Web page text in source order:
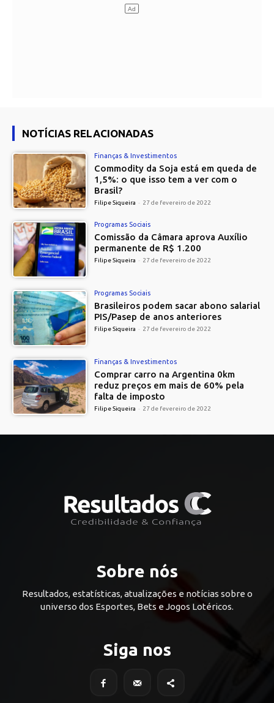
NOTÍCIAS RELACIONADAS
Finanças & Investimentos
Commodity da Soja está em queda de
1,5%: o que isso tem a ver com o
Brasil?
Filipe Siqueira - 27 de fevereiro de 2022
Programas Sociais
Comissão da Câmara aprova Auxílio
permanente de R$ 1.200
Filipe Siqueira - 27 de fevereiro de 2022
Programas Sociais
Brasileiros podem sacar abono salarial
PIS/Pasep de anos anteriores
Filipe Siqueira - 27 de fevereiro de 2022
Finanças & Investimentos
Comprar carro na Argentina 0km
reduz preços em mais de 60% pela
falta de imposto
Filipe Siqueira - 27 de fevereiro de 2022
Sobre nós
Resultados, estatísticas, atualizações e notícias sobre o
universo dos Esportes, Bets e Jogos Lotéricos.
Siga nos